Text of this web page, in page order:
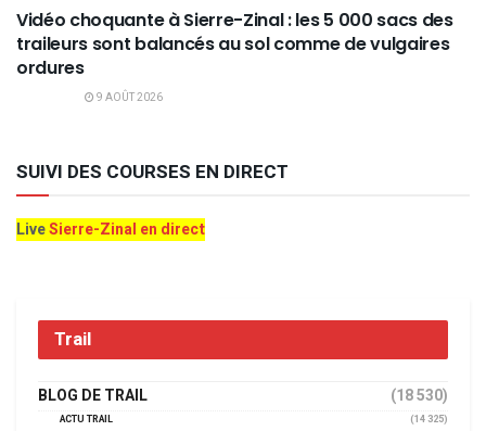
Vidéo choquante à Sierre-Zinal : les 5 000 sacs des
traileurs sont balancés au sol comme de vulgaires
ordures
9 AOÛT 2026
SUIVI DES COURSES EN DIRECT
LiveSierre-Zinal en direct
Trail
BLOG DE TRAIL (18 530)
ACTU TRAIL
(14 325)